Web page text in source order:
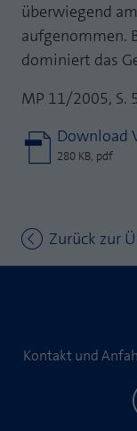
überwiegend
aufgenommen.
dominiert das
MP 11/2005, S.
Download
280 KB, pdf
Zurück zur
Kontakt und